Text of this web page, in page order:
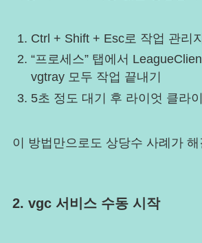
Ctrl + Shift + Esc로 작업 관리
“프로세스” 탭에서
vgtray 모두 작업 끝내기
5초 정도 대기 후 라이엇 클라
이 방법만으로도 상당수 사례가
2. vgc 서비스 수동 시작